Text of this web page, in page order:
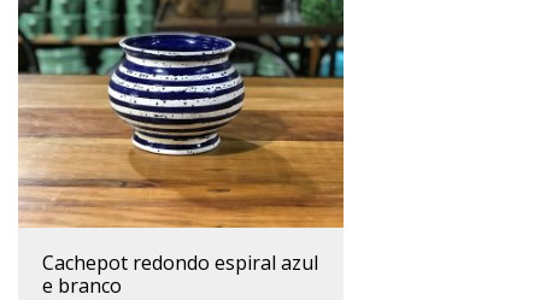
cachepot redondo espiral azul
e branco